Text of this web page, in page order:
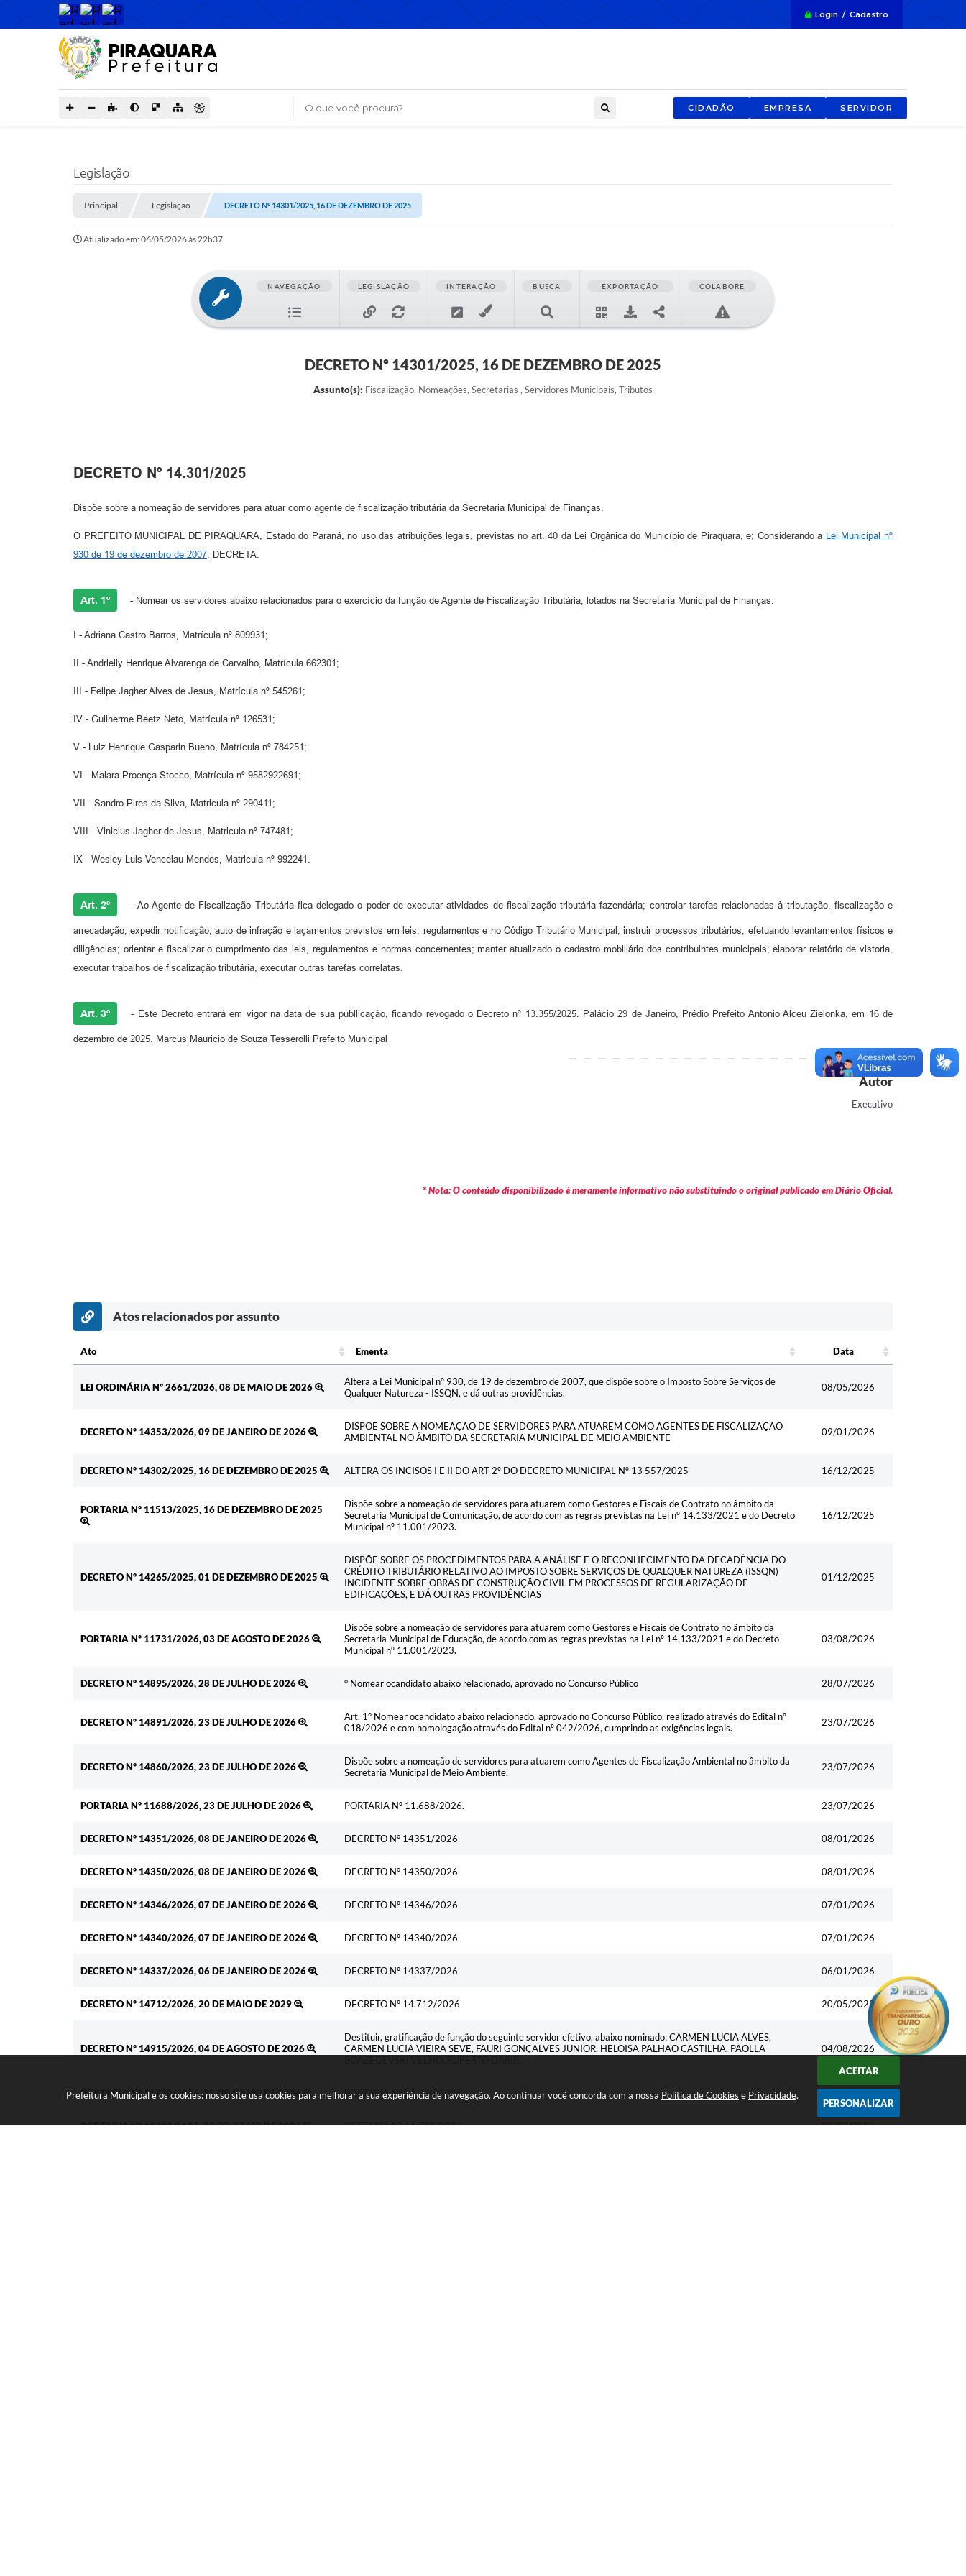
Prefeitura Municipal e os cookies: nosso site usa cookies para melhorar a sua experiência de navegação. Ao continuar você concorda com a nossa Política de Cookies e Privacidade.
ACEITAR
PERSONALIZAR
Login / Cadastro
O que você procura? CIDADÃO EMPRESA SERVIDOR
Legislação
Principal Legislação DECRETO Nº 14301/2025, 16 DE DEZEMBRO DE 2025
Atualizado em: 06/05/2026 às 22h37
NAVEGAÇÃO LEGISLAÇÃO INTERAÇÃO BUSCA EXPORTAÇÃO COLABORE
DECRETO Nº 14301/2025, 16 DE DEZEMBRO DE 2025
Assunto(s): Fiscalização, Nomeações, Secretarias , Servidores Municipais, Tributos
DECRETO Nº 14.301/2025
Dispõe sobre a nomeação de servidores para atuar como agente de fiscalização tributária da Secretaria Municipal de Finanças.
O PREFEITO MUNICIPAL DE PIRAQUARA, Estado do Paraná, no uso das atribuições legais, previstas no art. 40 da Lei Orgânica do Município de Piraquara, e; Considerando a
Lei Municipal nº
930 de 19 de dezembro de 2007 , DECRETA:
Art. 1º - Nomear os servidores abaixo relacionados para o exercício da função de Agente de Fiscalização Tributária, lotados na Secretaria Municipal de Finanças:
I - Adriana Castro Barros, Matrícula nº 809931;
II - Andrielly Henrique Alvarenga de Carvalho, Matrícula 662301;
III - Felipe Jagher Alves de Jesus, Matrícula nº 545261;
IV - Guilherme Beetz Neto, Matrícula nº 126531;
V - Luiz Henrique Gasparin Bueno, Matrícula nº 784251;
VI - Maiara Proença Stocco, Matrícula nº 9582922691;
VII - Sandro Pires da Silva, Matricula nº 290411;
VIII - Vinicius Jagher de Jesus, Matricula nº 747481;
IX - Wesley Luis Vencelau Mendes, Matricula nº 992241.
Art. 2º - Ao Agente de Fiscalização Tributária fica delegado o poder de executar atividades de fiscalização tributária fazendária; controlar tarefas relacionadas à tributação, fiscalização e
arrecadação; expedir notificação, auto de infração e laçamentos previstos em leis, regulamentos e no Código Tributário Municipal; instruir processos tributários, efetuando levantamentos físicos e
diligências; orientar e fiscalizar o cumprimento das leis, regulamentos e normas concernentes; manter atualizado o cadastro mobiliário dos contribuintes municipais; elaborar relatório de vistoria,
executar trabalhos de fiscalização tributária, executar outras tarefas correlatas.
Art. 3º - Este Decreto entrará em vigor na data de sua publlicação, ficando revogado o Decreto nº 13.355/2025. Palácio 29 de Janeiro, Prédio Prefeito Antonio Alceu Zielonka, em 16 de
dezembro de 2025. Marcus Mauricio de Souza Tesserolli Prefeito Municipal
Autor
Executivo
* Nota: O conteúdo disponibilizado é meramente informativo não substituindo o original publicado em Diário Oficial.
Atos relacionados por assunto
Ato Ementa
Data
LEI ORDINÁRIA Nº 2661/2026, 08 DE MAIO DE 2026
Altera a Lei Municipal nº 930, de 19 de dezembro de 2007, que dispõe sobre o Imposto Sobre Serviços de
Qualquer Natureza - ISSQN, e dá outras providências.
08/05/2026
DECRETO Nº 14353/2026, 09 DE JANEIRO DE 2026
DISPÕE SOBRE A NOMEAÇÃO DE SERVIDORES PARA ATUAREM COMO AGENTES DE FISCALIZAÇÃO
AMBIENTAL NO ÂMBITO DA SECRETARIA MUNICIPAL DE MEIO AMBIENTE
09/01/2026
DECRETO Nº 14302/2025, 16 DE DEZEMBRO DE 2025 ALTERA OS INCISOS I E II DO ART 2º DO DECRETO MUNICIPAL Nº 13 557/2025 16/12/2025
PORTARIA Nº 11513/2025, 16 DE DEZEMBRO DE 2025
Dispõe sobre a nomeação de servidores para atuarem como Gestores e Fiscais de Contrato no âmbito da
Secretaria Municipal de Comunicação, de acordo com as regras previstas na Lei nº 14.133/2021 e do Decreto
Municipal nº 11.001/2023.
16/12/2025
DECRETO Nº 14265/2025, 01 DE DEZEMBRO DE 2025
DISPÕE SOBRE OS PROCEDIMENTOS PARA A ANÁLISE E O RECONHECIMENTO DA DECADÊNCIA DO
CRÉDITO TRIBUTÁRIO RELATIVO AO IMPOSTO SOBRE SERVIÇOS DE QUALQUER NATUREZA (ISSQN)
INCIDENTE SOBRE OBRAS DE CONSTRUÇÃO CIVIL EM PROCESSOS DE REGULARIZAÇÃO DE
EDIFICAÇÕES, E DÁ OUTRAS PROVIDÊNCIAS
01/12/2025
PORTARIA Nº 11731/2026, 03 DE AGOSTO DE 2026
Dispõe sobre a nomeação de servidores para atuarem como Gestores e Fiscais de Contrato no âmbito da
Secretaria Municipal de Educação, de acordo com as regras previstas na Lei nº 14.133/2021 e do Decreto
Municipal nº 11.001/2023.
03/08/2026
DECRETO Nº 14895/2026, 28 DE JULHO DE 2026 ° Nomear ocandidato abaixo relacionado, aprovado no Concurso Público 28/07/2026
DECRETO Nº 14891/2026, 23 DE JULHO DE 2026
Art. 1° Nomear ocandidato abaixo relacionado, aprovado no Concurso Público, realizado através do Edital nº
018/2026 e com homologação através do Edital nº 042/2026, cumprindo as exigências legais.
23/07/2026
DECRETO Nº 14860/2026, 23 DE JULHO DE 2026
Dispõe sobre a nomeação de servidores para atuarem como Agentes de Fiscalização Ambiental no âmbito da
Secretaria Municipal de Meio Ambiente.
23/07/2026
PORTARIA Nº 11688/2026, 23 DE JULHO DE 2026 PORTARIA Nº 11.688/2026. 23/07/2026
DECRETO Nº 14351/2026, 08 DE JANEIRO DE 2026 DECRETO N° 14351/2026 08/01/2026
DECRETO Nº 14350/2026, 08 DE JANEIRO DE 2026 DECRETO N° 14350/2026 08/01/2026
DECRETO Nº 14346/2026, 07 DE JANEIRO DE 2026 DECRETO N° 14346/2026 07/01/2026
DECRETO Nº 14340/2026, 07 DE JANEIRO DE 2026 DECRETO N° 14340/2026 07/01/2026
DECRETO Nº 14337/2026, 06 DE JANEIRO DE 2026 DECRETO N° 14337/2026 06/01/2026
DECRETO Nº 14712/2026, 20 DE MAIO DE 2029 DECRETO N° 14.712/2026 20/05/2029
DECRETO Nº 14915/2026, 04 DE AGOSTO DE 2026
Destituir, gratificação de função do seguinte servidor efetivo, abaixo nominado: CARMEN LUCIA ALVES,
CARMEN LUCIA VIEIRA SEVE, FAURI GONÇALVES JUNIOR, HELOISA PALHAO CASTILHA, PAOLLA
04/08/2026
PORTARIA Nº 11730/2026, 28 DE JULHO DE 2026 PORTARIA N° 11.730/2026.
PORTARIA Nº 11729/2026, 28 DE JULHO DE 2026 PORTARIA N° 11.729/2026. 28/07/2026